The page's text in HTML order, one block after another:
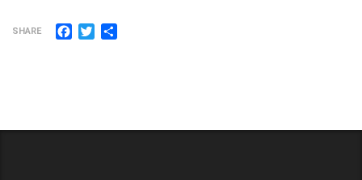
SHARE Facebook
Twitter